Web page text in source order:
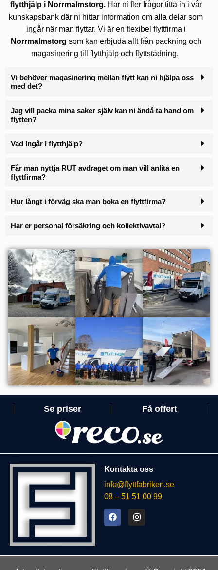
flytthjälp i Norrmalmstorg.Har ni fler frågor titta in i vår
kunskapsbank där ni hittar information om alla delar som
ingår när man flyttar. Vi är en flexibel flyttfirma i
Norrmalmstorg som kan erbjuda allt från packning och
magasinering till flytthjälp och flyttstädning.
Vi behöver magasinering mellan flytt kan ni hjälpa oss
med det?
Jag vill packa mina saker själv kan ni ändå ta hand om
flytten?
Vad ingår i flytthjälp?
Får man nyttja RUT avdraget om man vill anlita en
flyttfirma?
Hur långt i förväg ska man boka en flyttfirma?
Har er personal försäkring och kollektivavtal?
Se priser Få offert
Kontakta oss
info@flyttfabriken.se
08 – 51 51 00 99